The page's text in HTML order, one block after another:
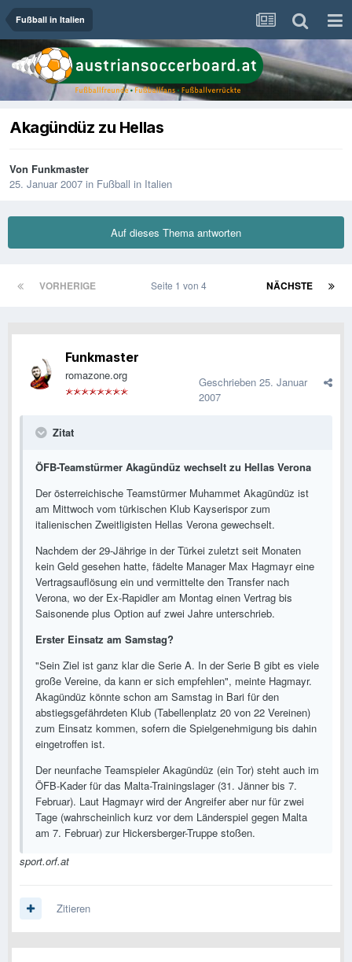
Fußball in Italien
Akagündüz zu Hellas
Von Funkmaster
25. Januar 2007 in Fußball in Italien
Auf dieses Thema antworten
VORHERIGE NÄCHSTE
Seite 1 von 4
Funkmaster
romazone.org Geschrieben 25. Januar
2007
Zitat
ÖFB-Teamstürmer Akagündüz wechselt zu Hellas Verona
Der österreichische Teamstürmer Muhammet Akagündüz ist
am Mittwoch vom türkischen Klub Kayserispor zum
italienischen Zweitligisten Hellas Verona gewechselt.
Nachdem der 29-Jährige in der Türkei zuletzt seit Monaten
kein Geld gesehen hatte, fädelte Manager Max Hagmayr eine
Vertragsauflösung ein und vermittelte den Transfer nach
Verona, wo der Ex-Rapidler am Montag einen Vertrag bis
Saisonende plus Option auf zwei Jahre unterschrieb.
Erster Einsatz am Samstag?
"Sein Ziel ist ganz klar die Serie A. In der Serie B gibt es viele
große Vereine, da kann er sich empfehlen", meinte Hagmayr.
Akagündüz könnte schon am Samstag in Bari für den
abstiegsgefährdeten Klub (Tabellenplatz 20 von 22 Vereinen)
zum Einsatz kommen, sofern die Spielgenehmigung bis dahin
eingetroffen ist.
Der neunfache Teamspieler Akagündüz (ein Tor) steht auch im
ÖFB-Kader für das Malta-Trainingslager (31. Jänner bis 7.
Februar). Laut Hagmayr wird der Angreifer aber nur für zwei
Tage (wahrscheinlich kurz vor dem Länderspiel gegen Malta
am 7. Februar) zur Hickersberger-Truppe stoßen.
sport.orf.at
Zitieren